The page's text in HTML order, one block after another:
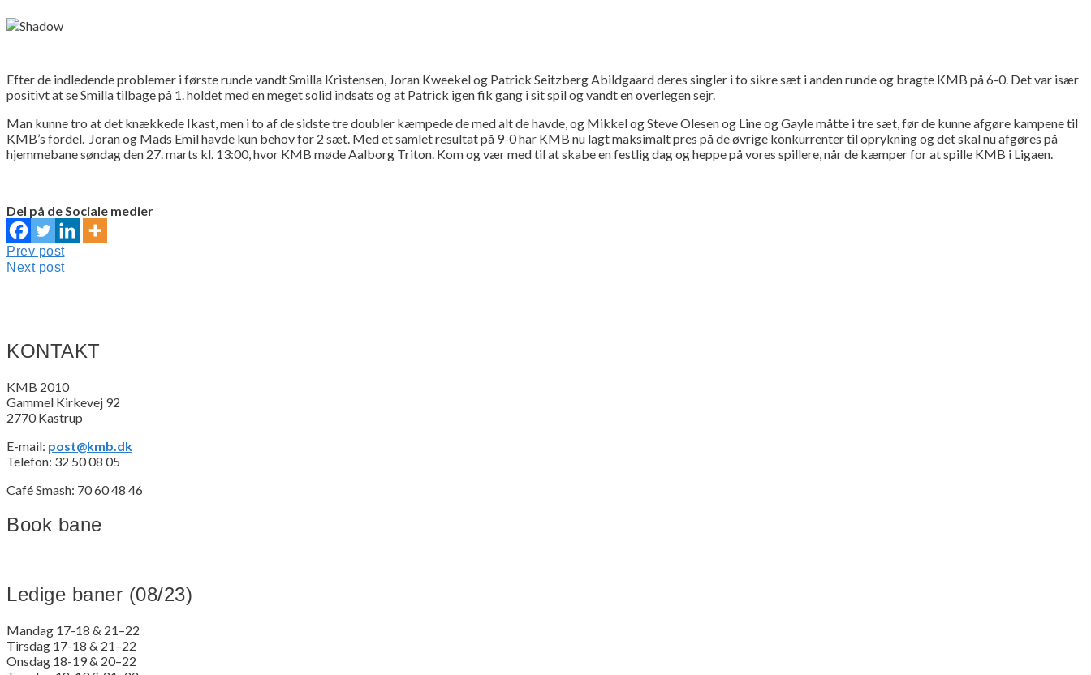
Efter de indledende problemer i første runde vandt Smilla Kristensen, Joran Kweekel og Patrick Seitzberg Abildgaard deres singler i to sikre sæt i anden runde og bragte KMB på 6-0. Det var især
positivt at se Smilla tilbage på 1. holdet med en meget solid indsats og at Patrick igen fik gang i sit spil og vandt en overlegen sejr.
Man kunne tro at det knækkede Ikast, men i to af de sidste tre doubler kæmpede de med alt de havde, og Mikkel og Steve Olesen og Line og Gayle måtte i tre sæt, før de kunne afgøre kampene til
KMB’s fordel. Joran og Mads Emil havde kun behov for 2 sæt. Med et samlet resultat på 9-0 har KMB nu lagt maksimalt pres på de øvrige konkurrenter til oprykning og det skal nu afgøres på
hjemmebane søndag den 27. marts kl. 13:00, hvor KMB møde Aalborg Triton. Kom og vær med til at skabe en festlig dag og heppe på vores spillere, når de kæmper for at spille KMB i Ligaen.
Del på de Sociale medier
Indlægsnavigation
Prev postPrev
post:
Next postNext
KONTAKT
KMB 2010
Gammel Kirkevej 92
2770 Kastrup
E-mail: post@kmb.dk
Telefon: 32 50 08 05
Café Smash: 70 60 48 46
Book bane
Ledige baner (08/23)
Mandag 17-18 & 21–22
Tirsdag 17-18 & 21–22
Onsdag 18-19 & 20–22